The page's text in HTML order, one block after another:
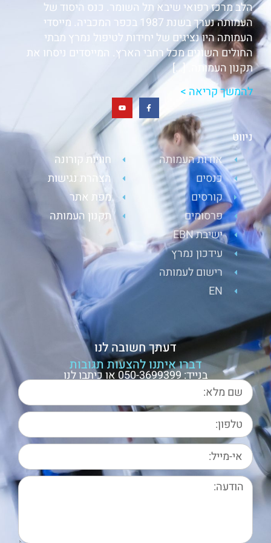
הלב מרכז רפואי שיבא תל השומר. כנס היסוד של
העמותה נערך בשנת 1987 בכפר המכביה. מייסדי
העמותה היו נציגים של יחידות לטיפול נמרץ מבתי
החולים השונים מכל רחבי הארץ. המייסדים ניסחו את
תקנון העמותה. […]
להמשך קריאה >
ניווט
אודות העמותה
כנסים
קורסים
פרסומים
ישיבת EBN
עידכון נמרץ
רישום לעמותה
EN
חוויות קורונה
הצהרת נגישות
מפת אתר
תקנון העמותה
דעתך חשובה לנו
דברו איתנו להצעות תגובות
בנייד: 050-3699399 או כיתבו לנו